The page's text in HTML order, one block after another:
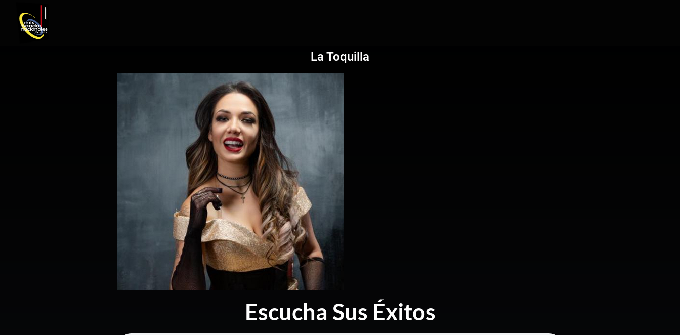
La Toquilla
Escucha Sus Éxitos